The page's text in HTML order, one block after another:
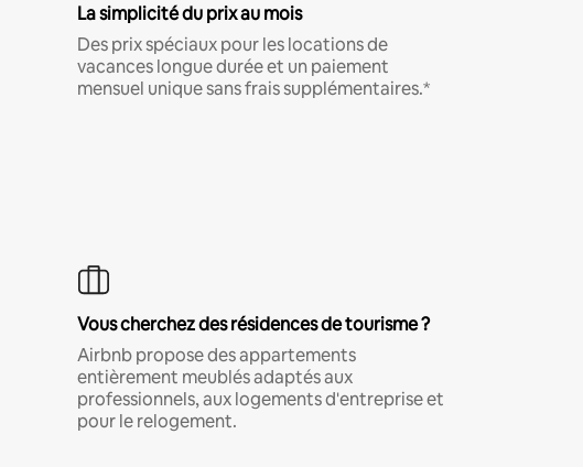
La simplicité du prix au mois
Des prix spéciaux pour les locations de
vacances longue durée et un paiement
mensuel unique sans frais supplémentaires.*
Vous cherchez des résidences de tourisme ?
Airbnb propose des appartements
entièrement meublés adaptés aux
professionnels, aux logements d'entreprise et
pour le relogement.